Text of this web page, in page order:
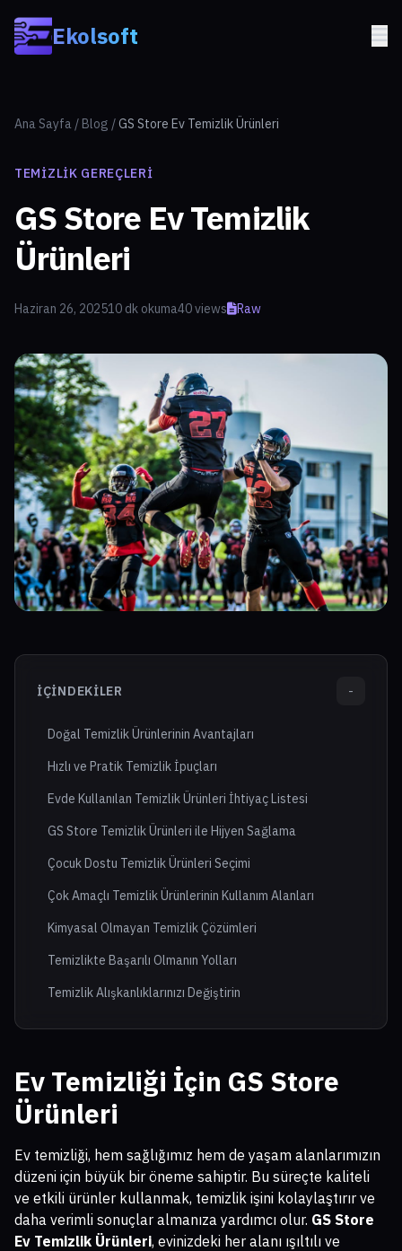
Ekolsoft
Ana Sayfa / Blog /GS Store Ev Temizlik Ürünleri
TEMIZLIK GEREÇLERI
GS Store Ev Temizlik
Ürünleri
Haziran 26, 202510 dk okuma40 views Raw
İÇINDEKILER -
Doğal Temizlik Ürünlerinin Avantajları
Hızlı ve Pratik Temizlik İpuçları
Evde Kullanılan Temizlik Ürünleri İhtiyaç Listesi
GS Store Temizlik Ürünleri ile Hijyen Sağlama
Çocuk Dostu Temizlik Ürünleri Seçimi
Çok Amaçlı Temizlik Ürünlerinin Kullanım Alanları
Kimyasal Olmayan Temizlik Çözümleri
Temizlikte Başarılı Olmanın Yolları
Temizlik Alışkanlıklarınızı Değiştirin
Ev Temizliği İçin GS Store
Ürünleri
Ev temizliği, hem sağlığımız hem de yaşam alanlarımızın
düzeni için büyük bir öneme sahiptir. Bu süreçte kaliteli
ve etkili ürünler kullanmak, temizlik işini kolaylaştırır ve
daha verimli sonuçlar almanıza yardımcı olur. GS Store
Ev Temizlik Ürünleri, evinizdeki her alanı ışıltılı ve